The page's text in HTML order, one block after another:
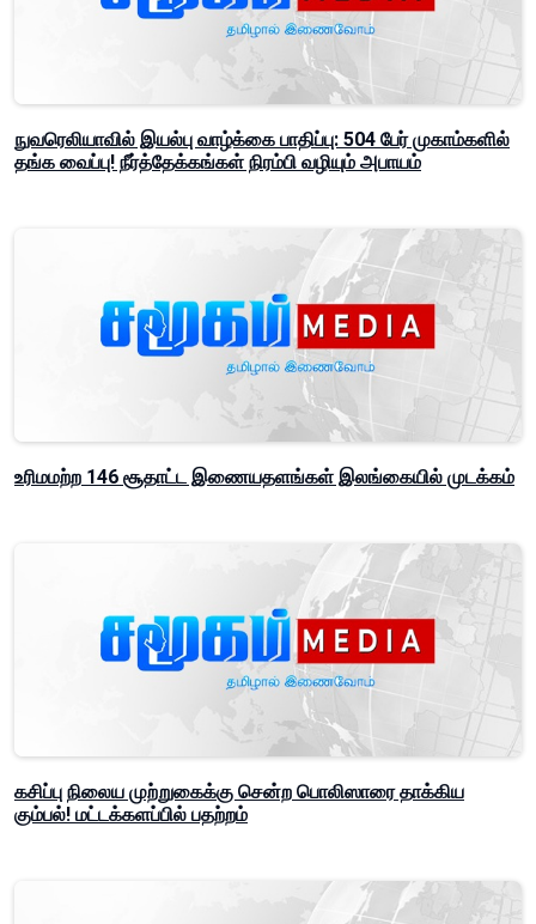
நுவரெலியாவில் இயல்பு வாழ்க்கை பாதிப்பு: 504 பேர் முகாம்களில்
தங்க வைப்பு! நீர்த்தேக்கங்கள் நிரம்பி வழியும் அபாயம்
உரிமமற்ற 146 சூதாட்ட இணையதளங்கள் இலங்கையில் முடக்கம்
கசிப்பு நிலைய முற்றுகைக்கு சென்ற பொலிஸாரை தாக்கிய
கும்பல்! மட்டக்களப்பில் பதற்றம்